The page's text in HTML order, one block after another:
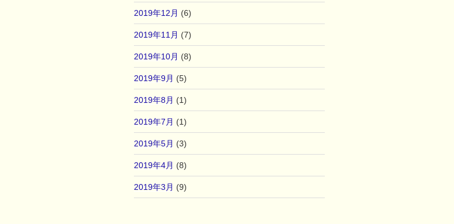
2019年12月 (6)
2019年11月 (7)
2019年10月 (8)
2019年9月 (5)
2019年8月 (1)
2019年7月 (1)
2019年5月 (3)
2019年4月 (8)
2019年3月 (9)